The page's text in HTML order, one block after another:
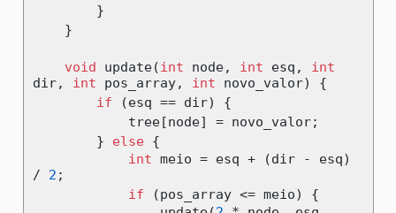
}
}
void update(int node, int esq ,
int
dir, int pos_array, int novo_valor)
{
if
(esq == dir)
{
            tree
[node] = novo_valor;
}
else {
int meio = esq + (dir - esq)
/
2 ;
if
(pos_array <= meio)
{